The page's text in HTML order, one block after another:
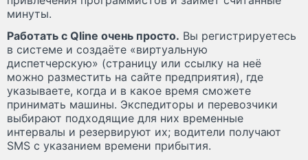
минуты.
Работать с Qline очень просто. Вы регистрируетесь
в системе и создаёте «виртуальную
диспетчерскую» (страницу или ссылку на неё
можно разместить на сайте предприятия), где
указываете, когда и в какое время сможете
принимать машины. Экспедиторы и перевозчики
выбирают подходящие для них временные
интервалы и резервируют их; водители получают
SMS с указанием времени прибытия.